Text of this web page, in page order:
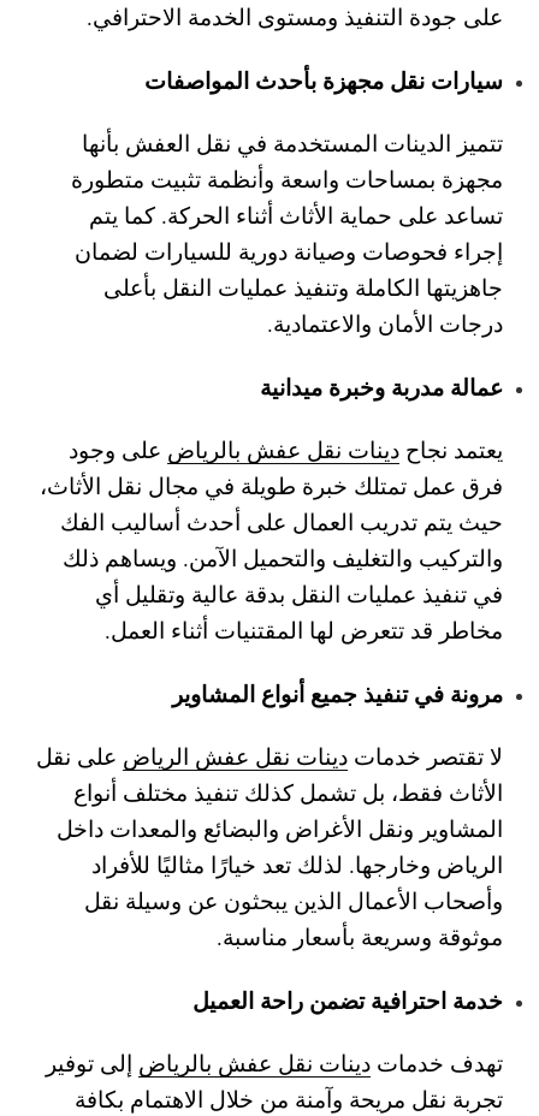
على جودة التنفيذ ومستوى الخدمة الاحترافي.
سيارات نقل مجهزة بأحدث المواصفات
تتميز الدينات المستخدمة في نقل العفش بأنها
مجهزة بمساحات واسعة وأنظمة تثبيت متطورة
تساعد على حماية الأثاث أثناء الحركة. كما يتم
إجراء فحوصات وصيانة دورية للسيارات لضمان
جاهزيتها الكاملة وتنفيذ عمليات النقل بأعلى
درجات الأمان والاعتمادية.
عمالة مدربة وخبرة ميدانية
يعتمد نجاح دينات نقل عفش بالرياض على وجود
فرق عمل تمتلك خبرة طويلة في مجال نقل الأثاث،
حيث يتم تدريب العمال على أحدث أساليب الفك
والتركيب والتغليف والتحميل الآمن. ويساهم ذلك
في تنفيذ عمليات النقل بدقة عالية وتقليل أي
مخاطر قد تتعرض لها المقتنيات أثناء العمل.
مرونة في تنفيذ جميع أنواع المشاوير
لا تقتصر خدمات دينات نقل عفش الرياض على نقل
الأثاث فقط، بل تشمل كذلك تنفيذ مختلف أنواع
المشاوير ونقل الأغراض والبضائع والمعدات داخل
الرياض وخارجها. لذلك تعد خيارًا مثاليًا للأفراد
وأصحاب الأعمال الذين يبحثون عن وسيلة نقل
موثوقة وسريعة بأسعار مناسبة.
خدمة احترافية تضمن راحة العميل
تهدف خدمات دينات نقل عفش بالرياض إلى توفير
تجربة نقل مريحة وآمنة من خلال الاهتمام بكافة